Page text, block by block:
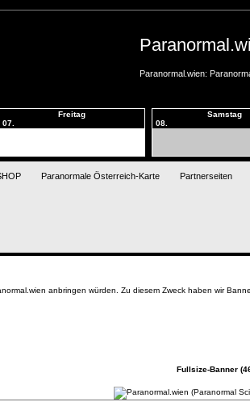
Paranormal.wien:
Freitag
07.
Samstag
08.
Paranormale Österreich-Karte Partnerseiten
anbringen würden. Zu diesem Zweck haben wir
Fullsize-Banner